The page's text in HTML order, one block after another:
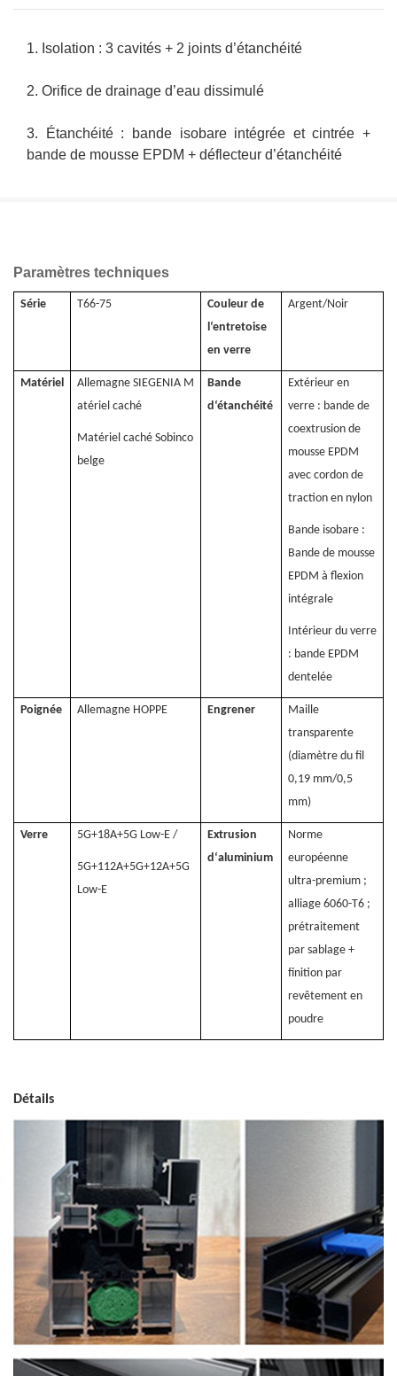
1. Isolation : 3 cavités + 2 joints d’étanchéité
2. Orifice de drainage d’eau dissimulé
3. Étanchéité : bande isobare intégrée et cintrée +
bande de mousse EPDM + déflecteur d’étanchéité
Paramètres techniques
Série T66-75
Couleur de
l‘entretoise
en verre
Argent/Noir
Matériel
Allemagne SIEGENIA M
atériel caché
Matériel caché Sobinco
belge
Bande
d‘étanchéité
Extérieur en
verre : bande de
coextrusion de
mousse EPDM
avec cordon de
traction en nylon
Bande isobare :
Bande de mousse
EPDM à flexion
intégrale
Intérieur du verre
: bande EPDM
dentelée
Poignée Allemagne HOPPE Engrener
Maille
transparente
(diamètre du fil
0,19 mm/0,5
mm)
Verre 5G+18A+5G Low-E /
5G+112A+5G+12A+5G
Low-E
Extrusion
d‘aluminium
Norme
européenne
ultra-premium ;
alliage 6060-T6 ;
prétraitement
par sablage +
finition par
revêtement en
poudre
Détails